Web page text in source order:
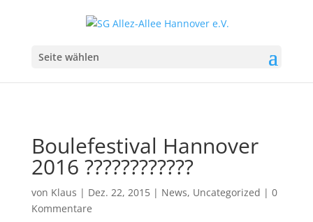
Seite wählen
Boulefestival Hannover
2016 ????????????
von Klaus | Dez. 22, 2015| News, Uncategorized | 0
Kommentare